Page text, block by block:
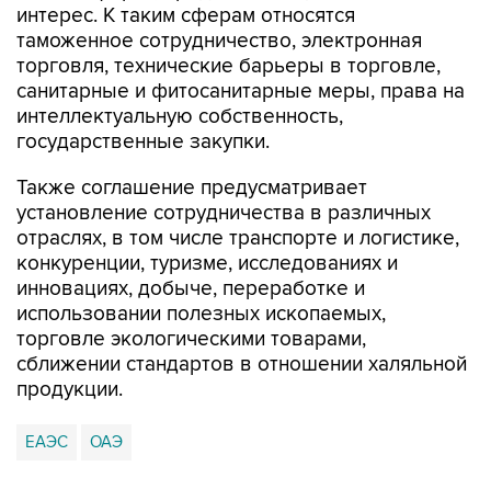
интерес. К таким сферам относятся
таможенное сотрудничество, электронная
торговля, технические барьеры в торговле,
санитарные и фитосанитарные меры, права на
интеллектуальную собственность,
государственные закупки.
Также соглашение предусматривает
установление сотрудничества в различных
отраслях, в том числе транспорте и логистике,
конкуренции, туризме, исследованиях и
инновациях, добыче, переработке и
использовании полезных ископаемых,
торговле экологическими товарами,
сближении стандартов в отношении халяльной
продукции.
ЕАЭС ОАЭ